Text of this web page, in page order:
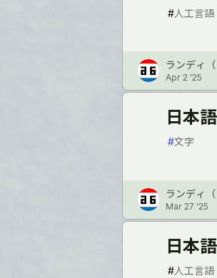
#人工言語
ランディ（
Apr 2 '25
日本
#文字
ランディ（
Mar 27 '25
日本
#人工言語